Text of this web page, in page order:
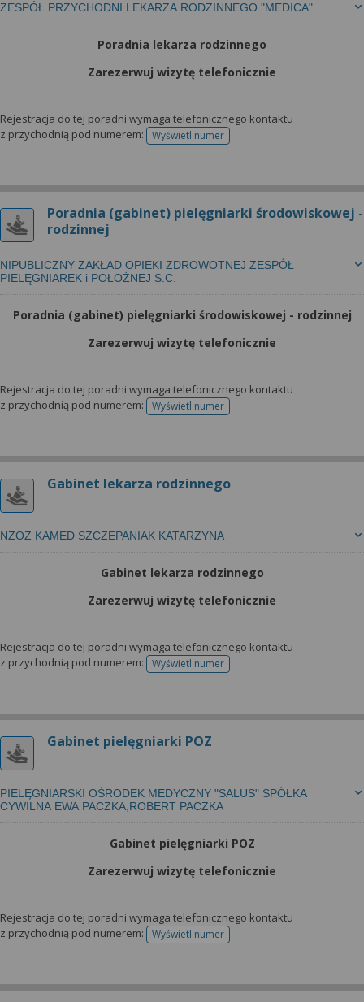
ZESPÓŁ PRZYCHODNI LEKARZA RODZINNEGO "MEDICA"
Poradnia lekarza rodzinnego
Zarezerwuj wizytę telefonicznie
Rejestracja do tej poradni wymaga telefonicznego kontaktu
z przychodnią pod numerem:
Wyświetl numertelefonu do rejestracji
Poradnia (gabinet) pielęgniarki środowiskowej -
rodzinnej
NIPUBLICZNY ZAKŁAD OPIEKI ZDROWOTNEJ ZESPÓŁ
PIELĘGNIAREK i POŁOŻNEJ S.C.
Poradnia (gabinet) pielęgniarki środowiskowej - rodzinnej
Zarezerwuj wizytę telefonicznie
Rejestracja do tej poradni wymaga telefonicznego kontaktu
z przychodnią pod numerem:
Wyświetl numertelefonu do rejestracji
Gabinet lekarza rodzinnego
NZOZ KAMED SZCZEPANIAK KATARZYNA
Gabinet lekarza rodzinnego
Zarezerwuj wizytę telefonicznie
Rejestracja do tej poradni wymaga telefonicznego kontaktu
z przychodnią pod numerem:
Wyświetl numertelefonu do rejestracji
Gabinet pielęgniarki POZ
PIELĘGNIARSKI OŚRODEK MEDYCZNY "SALUS" SPÓŁKA
CYWILNA EWA PACZKA,ROBERT PACZKA
Gabinet pielęgniarki POZ
Zarezerwuj wizytę telefonicznie
Rejestracja do tej poradni wymaga telefonicznego kontaktu
z przychodnią pod numerem:
Wyświetl numertelefonu do rejestracji